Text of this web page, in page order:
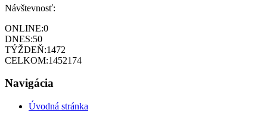
Návštevnosť:
ONLINE:0
DNES:50
TÝŽDEŇ:1472
CELKOM:1452174
Navigácia
Úvodná stránka